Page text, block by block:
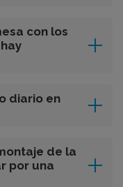
con los
diario en
de la
por una